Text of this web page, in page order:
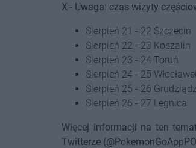
X - Uwaga: czas wizyty
Sierpień 21 - 22 Szczecin
Sierpień 22 - 23 Koszalin
Sierpień 23 - 24 Toruń
Sierpień 24 - 25
Sierpień 25 - 26 Grudziądz
Sierpień 26 - 27 Legnica
Więcej informacji na ten
Twitterze